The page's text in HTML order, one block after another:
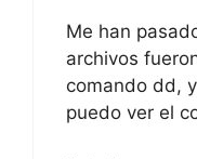
Me han
archivos
comando dd,
puedo ver el